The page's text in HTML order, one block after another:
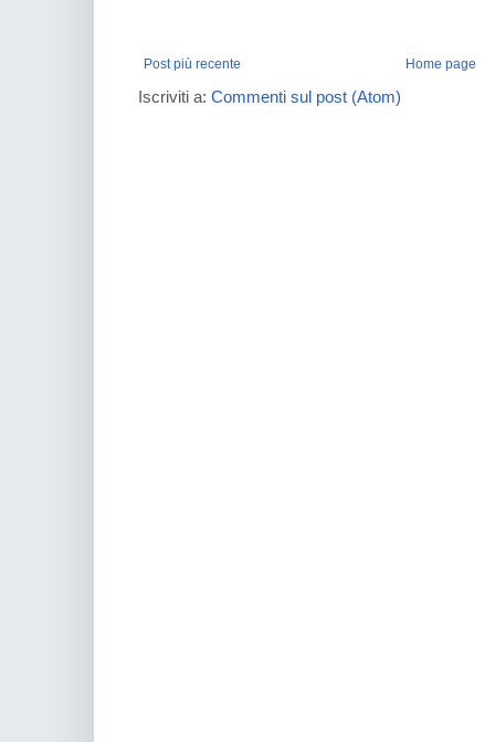
Post più recente Home page
Iscriviti a: Commenti sul post (Atom)